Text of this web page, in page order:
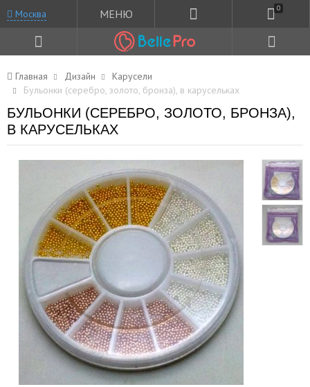
Москва МЕНЮ 0
Главная Дизайн
Карусели
Бульонки (серебро, золото, бронза), в карусельках
БУЛЬОНКИ (СЕРЕБРО, ЗОЛОТО, БРОНЗА),
В КАРУСЕЛЬКАХ